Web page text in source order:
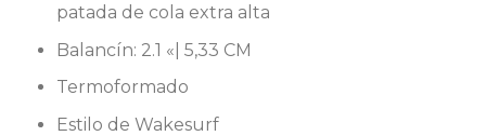
patada de cola extra alta
Balancín: 2.1 «| 5,33 CM
Termoformado
Estilo de Wakesurf